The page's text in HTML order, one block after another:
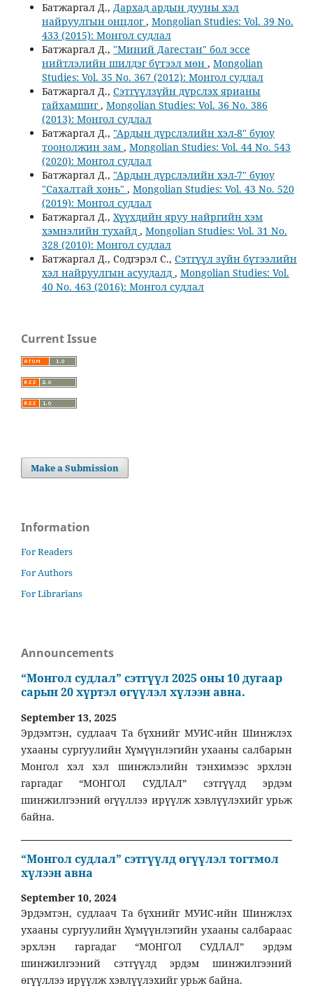
Батжаргал Д., Дархад ардын дууны хэл
найруулгын онцлог, Mongolian Studies: Vol. 39 No.
433 (2015): Монгол судлал
Батжаргал Д., "Миний Дагестан" бол эссе
нийтлэлийн шилдэг бүтээл мөн , Mongolian
Studies: Vol. 35 No. 367 (2012): Монгол судлал
Батжаргал Д., Сэтгүүлзүйн дүрслэх ярианы
гайхамшиг, Mongolian Studies: Vol. 36 No. 386
(2013): Монгол судлал
Батжаргал Д., "Ардын дүрслэлийн хэл-8" буюу
тоонолжин зам , Mongolian Studies: Vol. 44 No. 543
(2020): Монгол судлал
Батжаргал Д., "Ардын дүрслэлийн хэл-7" буюу
"Сахалтай хонь" , Mongolian Studies: Vol. 43 No. 520
(2019): Монгол судлал
Батжаргал Д., Хүүхдийн яруу найргийн хэм
хэмнэлийн тухайд , Mongolian Studies: Vol. 31 No.
328 (2010): Монгол судлал
Батжаргал Д., Содгэрэл С., Сэтгүүл зүйн бүтээлийн
хэл найруулгын асуудалд , Mongolian Studies: Vol.
40 No. 463 (2016): Монгол судлал
Current Issue
Make a Submission
Information
For Readers
For Authors
For Librarians
Announcements
“Монгол судлал” сэтгүүл 2025 оны 10 дугаар
сарын 20 хүртэл өгүүлэл хүлээн авна.
September 13, 2025
Эрдэмтэн, судлаач Та бүхнийг МУИС-ийн Шинжлэх
ухааны сургуулийн Хүмүүнлэгийн ухааны салбарын
Монгол хэл хэл шинжлэлийн тэнхимээс эрхлэн
гаргадаг “МОНГОЛ СУДЛАЛ” сэтгүүлд эрдэм
шинжилгээний өгүүллээ ирүүлж хэвлүүлэхийг урьж
байна.
“Монгол судлал” сэтгүүлд өгүүлэл тогтмол
хүлээн авна
September 10, 2024
Эрдэмтэн, судлаач Та бүхнийг МУИС-ийн Шинжлэх
ухааны сургуулийн Хүмүүнлэгийн ухааны салбараас
эрхлэн гаргадаг “МОНГОЛ СУДЛАЛ” эрдэм
шинжилгээний сэтгүүлд эрдэм шинжилгээний
өгүүллээ ирүүлж хэвлүүлэхийг урьж байна.